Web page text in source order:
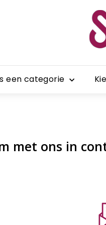
een categorie
met ons in